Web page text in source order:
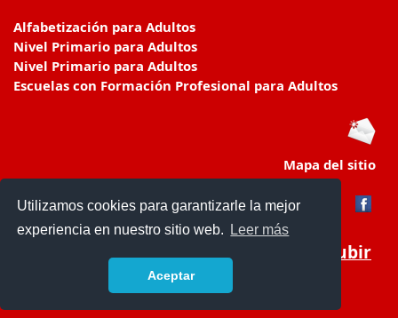
Utilizamos cookies para garantizarle la mejor
experiencia en nuestro sitio web.
Leer más
Aceptar
Alfabetización para Adultos
Nivel Primario para Adultos
Nivel Primario para Adultos
Escuelas con Formación Profesional para Adultos
Mapa del sitio
Subir